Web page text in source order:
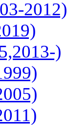
2012)
)